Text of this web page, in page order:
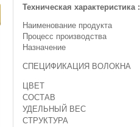
Техническая характеристика :
Наименование продукта
Процесс производства
Назначение
СПЕЦИФИКАЦИЯ ВОЛОКНА
ЦВЕТ
СОСТАВ
УДЕЛЬНЫЙ ВЕС
СТРУКТУРА